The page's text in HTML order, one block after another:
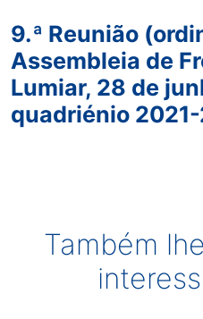
9.ª Reunião
Assembleia de
Lumiar, 28 de
quadriénio
Também